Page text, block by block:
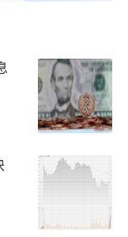
局，包括全球市场
厂商竞争格局，
量、收入、价格
、中国替硝唑进
行业政策、产业
有利因素、不利因